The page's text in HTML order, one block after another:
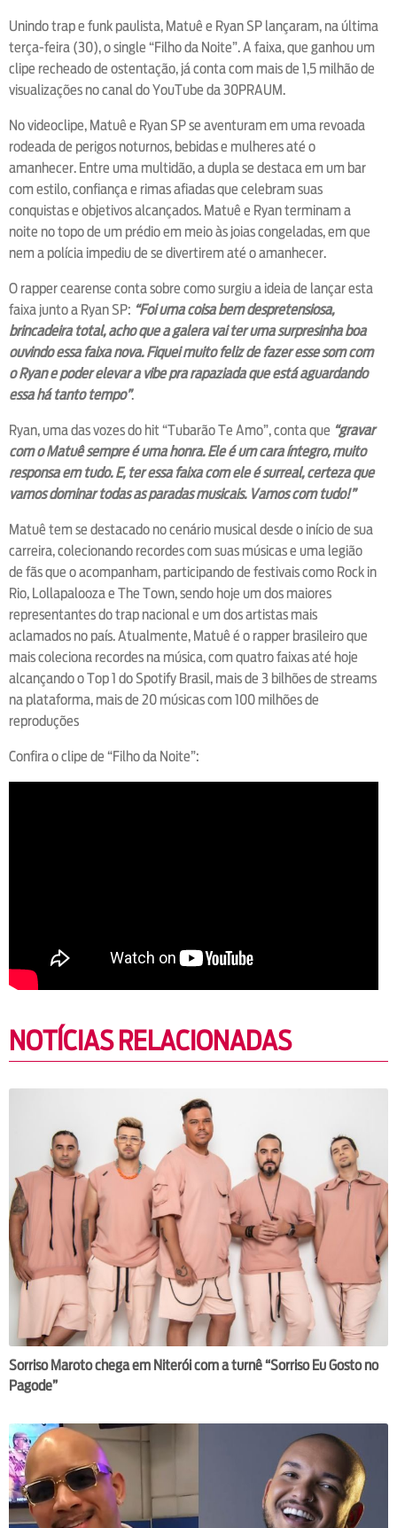
Unindo trap e funk paulista, Matuê e Ryan SP lançaram, na última
terça-feira (30), o single “Filho da Noite”. A faixa, que ganhou um
clipe recheado de ostentação, já conta com mais de 1,5 milhão de
visualizações no canal do YouTube da 30PRAUM.
No videoclipe, Matuê e Ryan SP se aventuram em uma revoada
rodeada de perigos noturnos, bebidas e mulheres até o
amanhecer. Entre uma multidão, a dupla se destaca em um bar
com estilo, confiança e rimas afiadas que celebram suas
conquistas e objetivos alcançados. Matuê e Ryan terminam a
noite no topo de um prédio em meio às joias congeladas, em que
nem a polícia impediu de se divertirem até o amanhecer.
O rapper cearense conta sobre como surgiu a ideia de lançar esta
faixa junto a Ryan SP: “Foi uma coisa bem despretensiosa,
brincadeira total, acho que a galera vai ter uma surpresinha boa
ouvindo essa faixa nova. Fiquei muito feliz de fazer esse som com
o Ryan e poder elevar a vibe pra rapaziada que está aguardando
essa há tanto tempo”.
Ryan, uma das vozes do hit “Tubarão Te Amo”, conta que “gravar
com o Matuê sempre é uma honra. Ele é um cara íntegro, muito
responsa em tudo. E, ter essa faixa com ele é surreal, certeza que
vamos dominar todas as paradas musicais. Vamos com tudo!”
Matuê tem se destacado no cenário musical desde o início de sua
carreira, colecionando recordes com suas músicas e uma legião
de fãs que o acompanham, participando de festivais como Rock in
Rio, Lollapalooza e The Town, sendo hoje um dos maiores
representantes do trap nacional e um dos artistas mais
aclamados no país. Atualmente, Matuê é o rapper brasileiro que
mais coleciona recordes na música, com quatro faixas até hoje
alcançando o Top 1 do Spotify Brasil, mais de 3 bilhões de streams
na plataforma, mais de 20 músicas com 100 milhões de
reproduções
Confira o clipe de “Filho da Noite”:
NOTÍCIAS RELACIONADAS
Sorriso Maroto chega em Niterói com a turnê “Sorriso Eu Gosto no
Pagode”